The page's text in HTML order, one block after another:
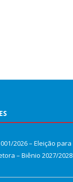
2026 – Eleição para
– Biênio 2027/2028